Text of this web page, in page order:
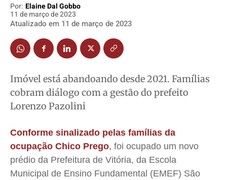
Política
TV Século
Educação
Segurança
Meio Ambiente
Direitos
Economia
Política
TV Século
Educação
Segurança
Meio Ambiente
Direitos
Economia
Política
TV Século
Educação
Segurança
Meio Ambiente
Direitos
Economia
Política
TV Século
Educação
Segurança
Meio Ambiente
Direitos
Economia
Por: Elaine Dal Gobbo
11 de março de 2023
Atualizado em 11 de março de 2023
Imóvel está abandoando desde 2021. Famílias
cobram diálogo com a gestão do prefeito
Lorenzo Pazolini
Conforme sinalizado pelas famílias da
ocupação Chico Prego, foi ocupado um novo
prédio da Prefeitura de Vitória, da Escola
Municipal de Ensino Fundamental (EMEF) São